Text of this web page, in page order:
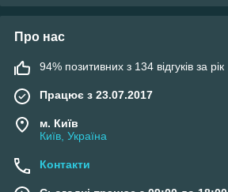
Про нас
94% позитивних з 134 відгуків за рік
Працює з 23.07.2017
м. Київ
Київ, Україна
Контакти